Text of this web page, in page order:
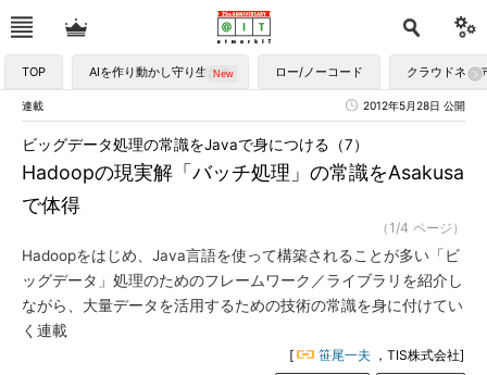
TOP AIを作り動かし守り生かす ロー/ノーコード クラウドネイ
連載 2012年5月28日 公開
Hadoopの現実解「バッチ処理」の常識をAsakusa
で体得
ビッグデータ処理の常識をJavaで身につける（7）
（1/4 ページ）
Hadoopをはじめ、Java言語を使って構築されることが多い「ビ
ッグデータ」処理のためのフレームワーク／ライブラリを紹介し
ながら、大量データを活用するための技術の常識を身に付けてい
く連載
[ 笹尾一夫 ，TIS株式会社]